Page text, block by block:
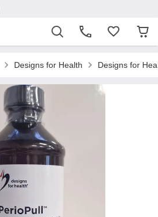
Designs for Health Designs for